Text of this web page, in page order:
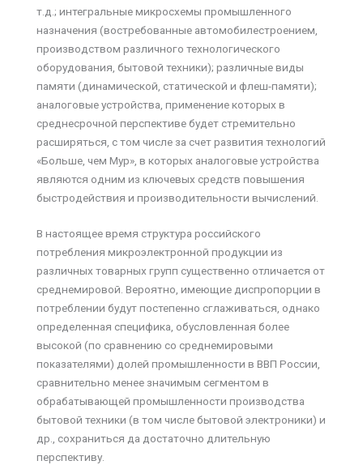
т.д.; интегральные микросхемы промышленного
назначения (востребованные автомобилестроением,
производством различного технологического
оборудования, бытовой техники); различные виды
памяти (динамической, статической и флеш-памяти);
аналоговые устройства, применение которых в
среднесрочной перспективе будет стремительно
расширяться, с том числе за счет развития технологий
«Больше, чем Мур», в которых аналоговые устройства
являются одним из ключевых средств повышения
быстродействия и производительности вычислений.
В настоящее время структура российского
потребления микроэлектронной продукции из
различных товарных групп существенно отличается от
среднемировой. Вероятно, имеющие диспропорции в
потреблении будут постепенно сглаживаться, однако
определенная специфика, обусловленная более
высокой (по сравнению со среднемировыми
показателями) долей промышленности в ВВП России,
сравнительно менее значимым сегментом в
обрабатывающей промышленности производства
бытовой техники (в том числе бытовой электроники) и
др., сохраниться да достаточно длительную
перспективу.